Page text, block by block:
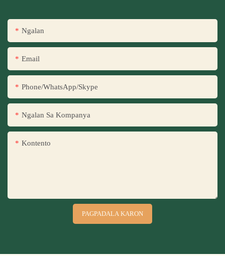
Ngalan
Email
Phone/WhatsApp/Skype
Ngalan Sa Kompanya
Kontento
PAGPADALA KARON